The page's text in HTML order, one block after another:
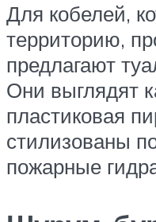
Для кобелей,
территорию,
предлагают
Они выглядят
пластиковая
стилизованы
пожарные